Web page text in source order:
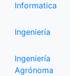
Informatica
Ingeniería
Ingeniería
Agrónoma